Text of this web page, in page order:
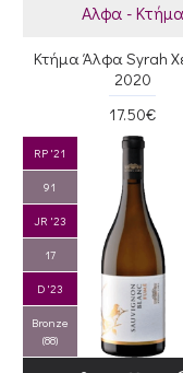
Αλφα - Κτήμα
Κτήμα Άλφα Syrah
2020
17.50€
RP '21
91
JR '23
17
D '23
Bronze
(88)